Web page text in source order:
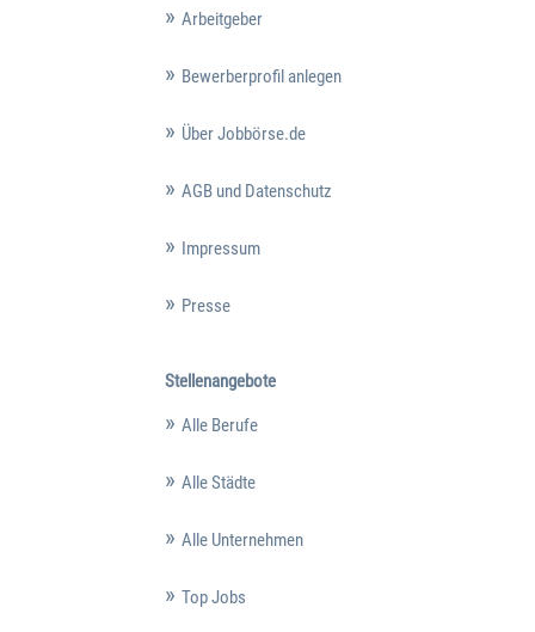
Arbeitgeber
Bewerberprofil anlegen
Über Jobbörse.de
AGB und Datenschutz
Impressum
Presse
Stellenangebote
Alle Berufe
Alle Städte
Alle Unternehmen
Top Jobs